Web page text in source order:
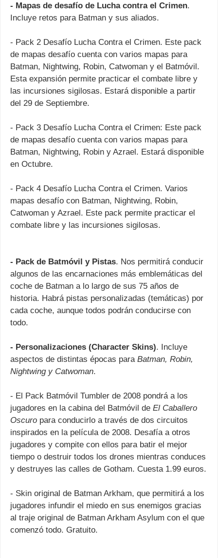
- Mapas de desafío de Lucha contra el Crimen.
Incluye retos para Batman y sus aliados.
- Pack 2 Desafío Lucha Contra el Crimen. Este pack
de mapas desafío cuenta con varios mapas para
Batman, Nightwing, Robin, Catwoman y el Batmóvil.
Esta expansión permite practicar el combate libre y
las incursiones sigilosas. Estará disponible a partir
del 29 de Septiembre.
- Pack 3 Desafío Lucha Contra el Crimen: Este pack
de mapas desafío cuenta con varios mapas para
Batman, Nightwing, Robin y Azrael. Estará disponible
en Octubre.
- Pack 4 Desafío Lucha Contra el Crimen. Varios
mapas desafío con Batman, Nightwing, Robin,
Catwoman y Azrael. Este pack permite practicar el
combate libre y las incursiones sigilosas.
- Pack de Batmóvil y Pistas. Nos permitirá conducir
algunos de las encarnaciones más emblemáticas del
coche de Batman a lo largo de sus 75 años de
historia. Habrá pistas personalizadas (temáticas) por
cada coche, aunque todos podrán conducirse con
todo.
- Personalizaciones (Character Skins). Incluye
aspectos de distintas épocas para Batman, Robin,
Nightwing y Catwoman.
- El Pack Batmóvil Tumbler de 2008 pondrá a los
jugadores en la cabina del Batmóvil de El Caballero
Oscuro para conducirlo a través de dos circuitos
inspirados en la película de 2008. Desafía a otros
jugadores y compite con ellos para batir el mejor
tiempo o destruir todos los drones mientras conduces
y destruyes las calles de Gotham. Cuesta 1.99 euros.
- Skin original de Batman Arkham, que permitirá a los
jugadores infundir el miedo en sus enemigos gracias
al traje original de Batman Arkham Asylum con el que
comenzó todo. Gratuito.